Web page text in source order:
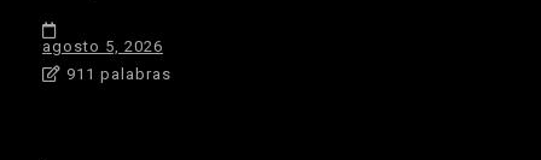
agosto 5, 2026
911 palabras